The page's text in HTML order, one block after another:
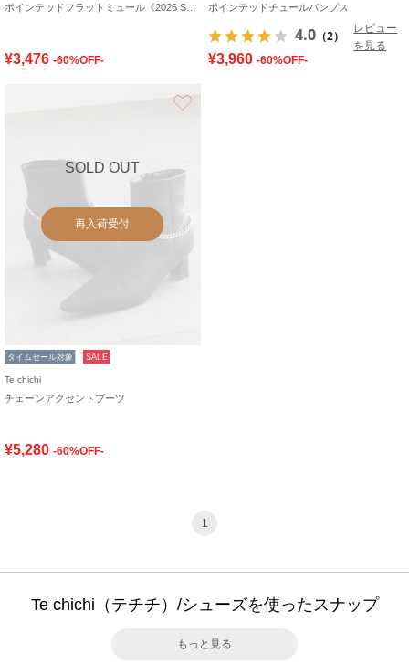
¥3,476 -60%OFF-
ポインテッドチュールパンプス
4.0 （2）
レビュー
を見る
¥3,960 -60%OFF-
SOLD OUT
再入荷受付
タイムセール対象 SALE
Te chichi
チェーンアクセントブーツ
¥5,280 -60%OFF-
1
Te chichi（テチチ）/シューズを使ったスナップ
もっと見る